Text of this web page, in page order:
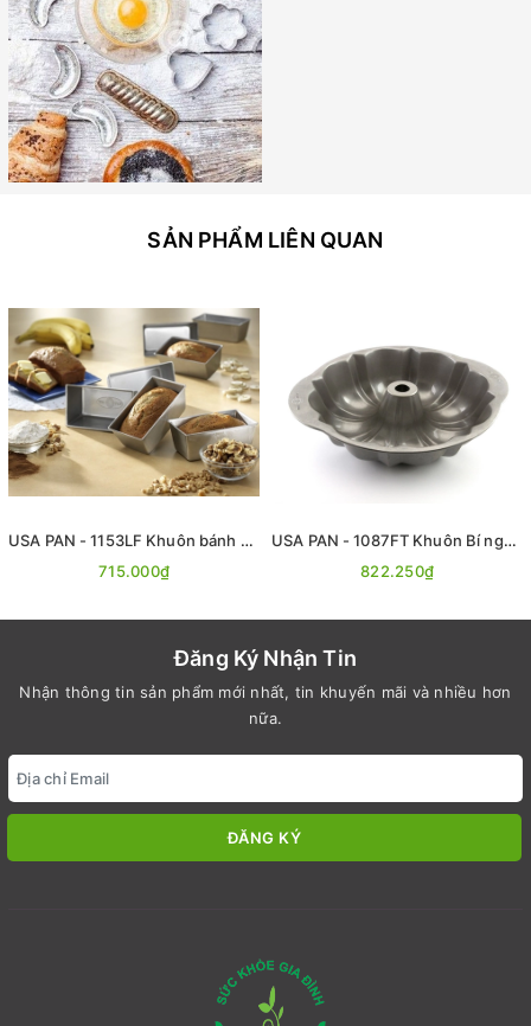
SẢN PHẨM LIÊN QUAN
USA PAN - 1153LF Khuôn bánh mì mini set 4 14.2cmx7.9cmx5.7cm
715.000₫
USA PAN - 1087FT Khuôn Bí ngô 25.4cmx9.5cm
822.250₫
Đăng Ký Nhận Tin
Nhận thông tin sản phẩm mới nhất, tin khuyến mãi và nhiều hơn
nữa.
ĐĂNG KÝ